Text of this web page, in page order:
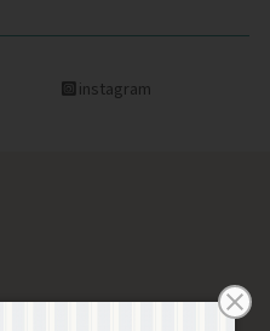
instagram
戸堀1-23-11 6F